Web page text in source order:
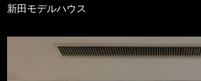
新田モデルハウス